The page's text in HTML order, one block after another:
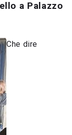
a Palazzo
Che dire